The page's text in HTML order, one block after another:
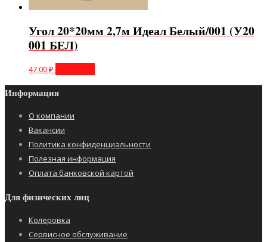
Угол 20*20мм 2,7м Идеал Белый/001 (У20
001 БЕЛ)
47,00₽
Информация
О компании
Вакансии
Политика конфиденциальности
Полезная информация
Оплата банковской картой
Для физических лиц
Колеровка
Сервисное обслуживание